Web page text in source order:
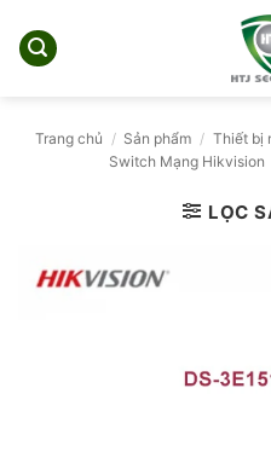
qua
Trang chủ / Sản phẩm / Thiết bị
Switch Mạng Hikvision
LỌC